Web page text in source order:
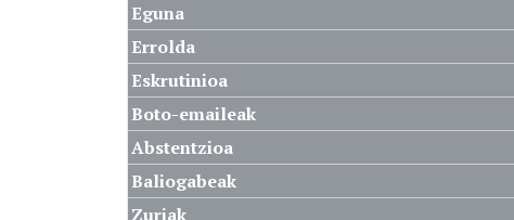
Eguna
Errolda
Eskrutinioa
Boto-emaileak
Abstentzioa
Baliogabeak
Zuriak